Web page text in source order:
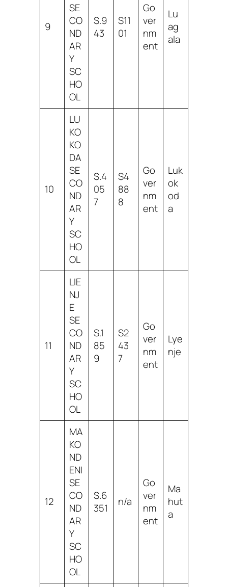
9
SE
CO
ND
AR
Y
SC
HO
OL
S.9
43
S11
01
Go
ver
nm
ent
Lu
ag
ala
10
LU
KO
KO
DA
SE
CO
ND
AR
Y
SC
HO
OL
S.4
05
7
S4
88
8
Go
ver
nm
ent
Luk
ok
od
a
11
LIE
NJ
E
SE
CO
ND
AR
Y
SC
HO
OL
S.1
85
9
S2
43
7
Go
ver
nm
ent
Lye
nje
12
MA
KO
ND
ENI
SE
CO
ND
AR
Y
SC
HO
OL
S.6
351
n/a
Go
ver
nm
ent
Ma
hut
a